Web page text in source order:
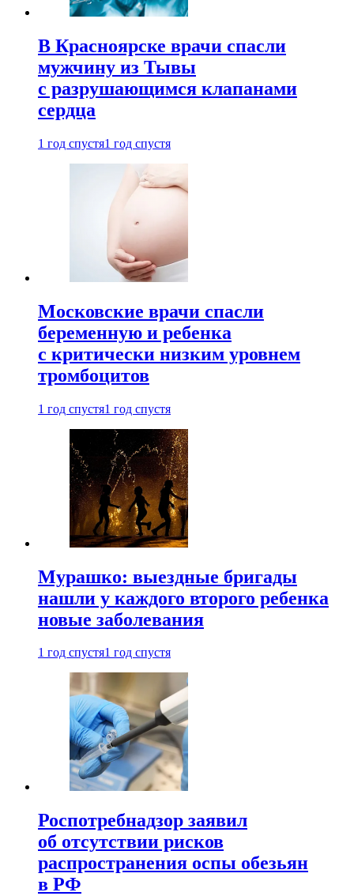
В Красноярске врачи спасли
мужчину из Тывы
с разрушающимся клапанами
сердца
1 год спустя1 год спустя
Московские врачи спасли
беременную и ребенка
с критически низким уровнем
тромбоцитов
1 год спустя1 год спустя
Мурашко: выездные бригады
нашли у каждого второго ребенка
новые заболевания
1 год спустя1 год спустя
Роспотребнадзор заявил
об отсутствии рисков
распространения оспы обезьян
в РФ